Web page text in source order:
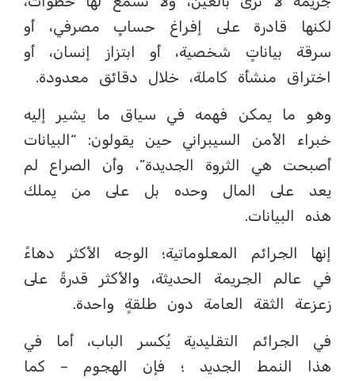
لكنها قادرة على إفراغ حسابٍ مصرفي، أو
سرقة بياناتٍ شخصية، أو ابتزاز إنسان، أو
اختراق منشأة كاملة، خلال دقائق معدودة.
وهو ما يمكن فهمه في سياق ما يشير إليه
خبراء الأمن السيبراني حين يقولون: “البيانات
أصبحت هي الثروة الجديدة”، وأن الصراع لم
يعد على المال وحده بل على من يملك
هذه البيانات.
إنها الجرائم المعلوماتية؛ الوجه الأكثر دهاءً
في عالم الجريمة الحديثة، والأكثر قدرةً على
زعزعة الثقة العامة دون طلقةٍ واحدة.
في الجرائم التقليدية يُكسر الباب، أما في
هذا النمط الجديد ؛ فإن الهجوم – كما